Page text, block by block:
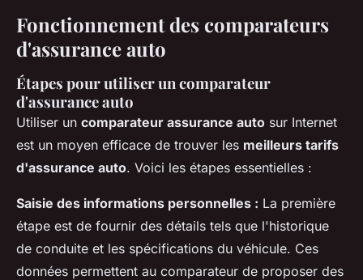
Fonctionnement des comparateurs
d'assurance auto
Étapes pour utiliser un comparateur
d'assurance auto
Utiliser un comparateur assurance auto sur Internet
est un moyen efficace de trouver les meilleurs tarifs
d'assurance auto. Voici les étapes essentielles :
Saisie des informations personnelles : La première
étape est de fournir des détails tels que l'historique
de conduite et les spécifications du véhicule. Ces
données permettent au comparateur de proposer des